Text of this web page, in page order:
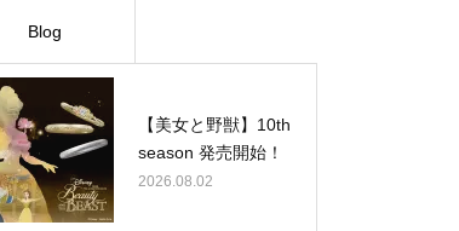
Blog
【美女と野獣】10th
season 発売開始！
2026.08.02